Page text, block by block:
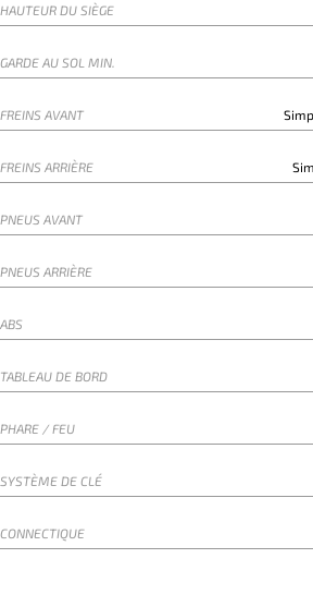
HAUTEUR DU SIÈGE
GARDE AU SOL MIN.
FREINS AVANT
FREINS ARRIÈRE
PNEUS AVANT
PNEUS ARRIÈRE
ABS
TABLEAU DE BORD
PHARE / FEU
SYSTÈME DE CLÉ
CONNECTIQUE